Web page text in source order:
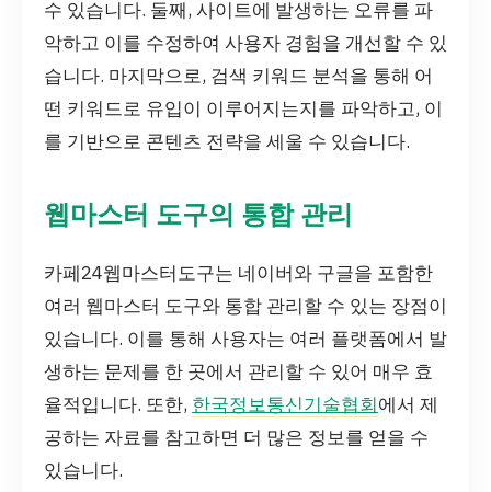
수 있습니다. 둘째, 사이트에 발생하는 오류를 파
악하고 이를 수정하여 사용자 경험을 개선할 수 있
습니다. 마지막으로, 검색 키워드 분석을 통해 어
떤 키워드로 유입이 이루어지는지를 파악하고, 이
를 기반으로 콘텐츠 전략을 세울 수 있습니다.
웹마스터 도구의 통합 관리
카페24웹마스터도구는 네이버와 구글을 포함한
여러 웹마스터 도구와 통합 관리할 수 있는 장점이
있습니다. 이를 통해 사용자는 여러 플랫폼에서 발
생하는 문제를 한 곳에서 관리할 수 있어 매우 효
율적입니다. 또한, 한국정보통신기술협회에서 제
공하는 자료를 참고하면 더 많은 정보를 얻을 수
있습니다.